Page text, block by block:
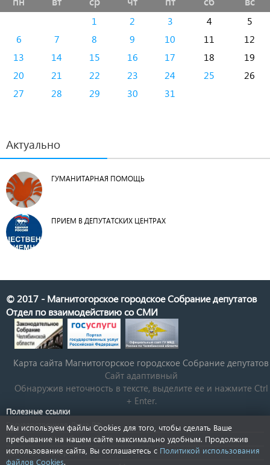
1 2 3 4
5
6
7 8 9 10 11
12
13
14 15 16 17 18
19
20
21 22 23 24 25
26
27
28 29 30 31
Актуально
ГУМАНИТАРНАЯ ПОМОЩЬ
ПРИЕМ В ДЕПУТАТСКИХ ЦЕНТРАХ
© 2017 - Магнитогорское городское Собрание депутатов
Отдел по взаимодействию со СМИ
Карта сайта Магнитогорское городское Cобрание депутатов
Сайт адаптивный
Обнаружив неточность в тексте, выделите ее и нажмите Ctrl
+ Enter.
Полезные ссылки
Государственная Дума РФ
Губернатор Челябинской области
КСП Магнитогорска
Мы используем файлы Cookies для того, чтобы сделать Ваше
пребывание на нашем сайте максимально удобным. Продолжив
использование сайта, Вы соглашаетесь с Политикой использования
файлов Cookies.